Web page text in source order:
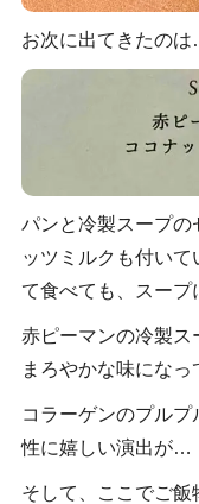
お次に出てきたの
パンと冷製スープの
ッツミルクも付い
て食べても、スープ
赤ピーマンの冷製ス
まろやかな味になっ
コラーゲンのプル
性に嬉しい演出が…
そして、ここでご飯